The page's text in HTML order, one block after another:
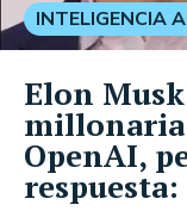
INTELIGENCIA
Elon
OpenAI,
respuesta: